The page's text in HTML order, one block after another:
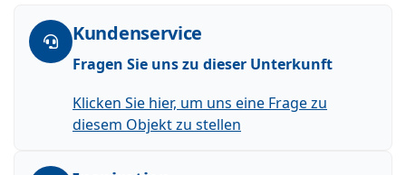
Kundenservice
Fragen Sie uns zu dieser Unterkunft
Klicken Sie hier, um uns eine Frage zu
diesem Objekt zu stellen